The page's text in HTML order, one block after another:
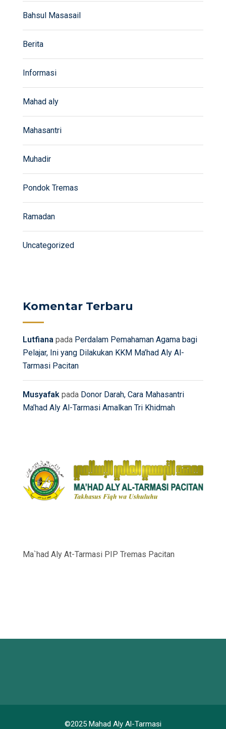
Bahsul Masasail
Berita
Informasi
Mahad aly
Mahasantri
Muhadir
Pondok Tremas
Ramadan
Uncategorized
Komentar Terbaru
Lutfiana pada Perdalam Pemahaman Agama bagi
Pelajar, Ini yang Dilakukan KKM Ma’had Aly Al-
Tarmasi Pacitan
Musyafak pada Donor Darah, Cara Mahasantri
Ma’had Aly Al-Tarmasi Amalkan Tri Khidmah
Ma`had Aly At-Tarmasi PIP Tremas Pacitan
©2025 Mahad Aly Al-Tarmasi